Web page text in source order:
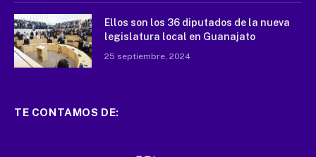
Ellos son los 36 diputados de la nueva
legislatura local en Guanajato
25 septiembre, 2024
TE CONTAMOS DE: